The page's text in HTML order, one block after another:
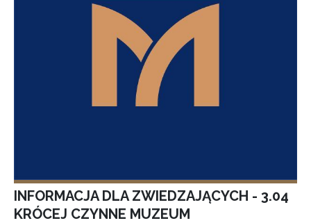
INFORMACJA DLA ZWIEDZAJĄCYCH - 3.04
KRÓCEJ CZYNNE MUZEUM